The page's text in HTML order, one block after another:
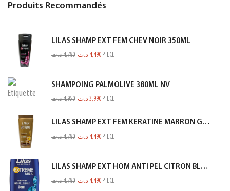
Produits Recommandés
LILAS SHAMP EXT FEM CHEV NOIR 350ML
4,780د.ت 4,490 د.ت PIECE
SHAMPOING PALMOLIVE 380ML NV
4,950د.ت 3,990 د.ت PIECE
LILAS SHAMP EXT FEM KERATINE MARRON GOLD 350ML
4,780د.ت 4,490 د.ت PIECE
LILAS SHAMP EXT HOM ANTI PEL CITRON BLEU 350ML
4,780د.ت 4,490 د.ت PIECE